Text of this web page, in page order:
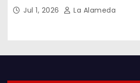
Jul 1, 2026 La Alameda